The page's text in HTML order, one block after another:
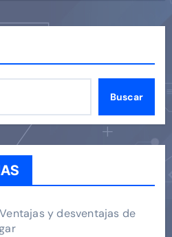
Buscar
y desventajas de